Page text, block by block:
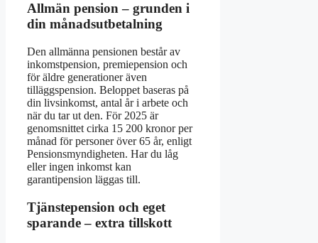
Allmän pension – grunden i
din månadsutbetalning
Den allmänna pensionen består av
inkomstpension, premiepension och
för äldre generationer även
tilläggspension. Beloppet baseras på
din livsinkomst, antal år i arbete och
när du tar ut den. För 2025 är
genomsnittet cirka 15 200 kronor per
månad för personer över 65 år, enligt
Pensionsmyndigheten. Har du låg
eller ingen inkomst kan
garantipension läggas till.
Tjänstepension och eget
sparande – extra tillskott